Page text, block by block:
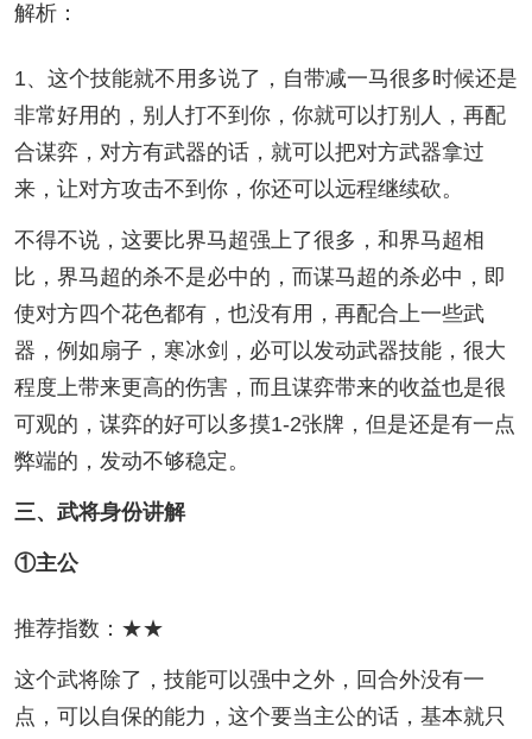
解析：
1、这个技能就不用多说了，自带减一马很多时候还是
非常好用的，别人打不到你，你就可以打别人，再配
合谋弈，对方有武器的话，就可以把对方武器拿过
来，让对方攻击不到你，你还可以远程继续砍。
不得不说，这要比界马超强上了很多，和界马超相
比，界马超的杀不是必中的，而谋马超的杀必中，即
使对方四个花色都有，也没有用，再配合上一些武
器，例如扇子，寒冰剑，必可以发动武器技能，很大
程度上带来更高的伤害，而且谋弈带来的收益也是很
可观的，谋弈的好可以多摸1-2张牌，但是还是有一点
弊端的，发动不够稳定。
三、武将身份讲解
①主公
推荐指数：★★
这个武将除了，技能可以强中之外，回合外没有一
点，可以自保的能力，这个要当主公的话，基本就只